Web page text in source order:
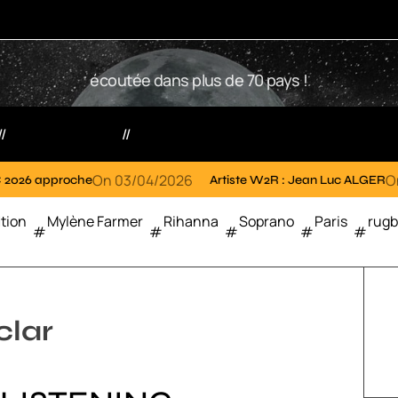
W
2
R
écoutée dans plus de 70 pays !
On03/04/2026 Artiste W2R : Jean Luc ALGEROn02/04/
Mylène Farmer Rihanna Soprano Paris